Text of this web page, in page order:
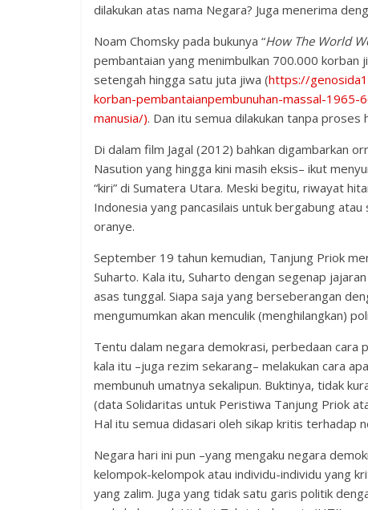
dilakukan atas nama Negara? Juga menerima
Noam Chomsky pada bukunya “How The World
pembantaian yang menimbulkan 700.000 korban
setengah hingga satu juta jiwa (https://
korban-pembantaianpembunuhan-massal-
manusia/). Dan itu semua dilakukan tanpa proses
Di dalam film Jagal (2012) bahkan digambarkan
Nasution yang hingga kini masih eksis– ikut
“kiri” di Sumatera Utara. Meski begitu, riwayat
Indonesia yang pancasilais untuk bergabung
oranye.
September 19 tahun kemudian, Tanjung Priok
Suharto. Kala itu, Suharto dengan segenap
asas tunggal. Siapa saja yang berseberangan
mengumumkan akan menculik (menghilangkan)
Tentu dalam negara demokrasi, perbedaan cara
kala itu –juga rezim sekarang– melakukan cara
membunuh umatnya sekalipun. Buktinya, tidak
(data Solidaritas untuk Peristiwa Tanjung Priok
Hal itu semua didasari oleh sikap kritis terhadap
Negara hari ini pun –yang mengaku negara
kelompok-kelompok atau individu-individu yang
yang zalim. Juga yang tidak satu garis politik